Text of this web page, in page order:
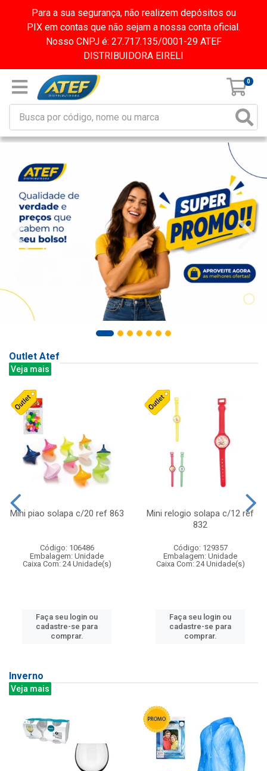
Para a sua segurança, não realizem depósitos ou
PIX em contas que não sejam a nossa conta oficial.
Nosso CNPJ é: 27.717.135/0001-29 ATEF
DISTRIBUIDORA EIRELI
0
Outlet Atef
Veja mais
Mini piao solapa c/20 ref 863
Código: 106486
Embalagem: Unidade
Caixa Com: 24 Unidade(s)
Faça seu login ou
cadastre-se para
comprar.
Mini relogio solapa c/12 ref
832
Código: 129357
Embalagem: Unidade
Caixa Com: 24 Unidade(s)
Faça seu login ou
cadastre-se para
comprar.
Inverno
Veja mais